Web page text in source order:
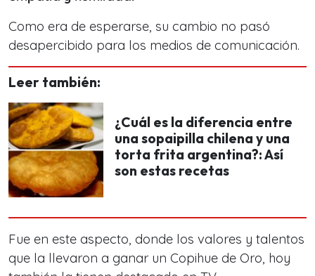
Como era de esperarse, su cambio no pasó
desapercibido para los medios de comunicación.
Leer también:
¿Cuál es la diferencia entre
una sopaipilla chilena y una
torta frita argentina?: Así
son estas recetas
Fue en este aspecto, donde los valores y talentos
que la llevaron a ganar un Copihue de Oro, hoy